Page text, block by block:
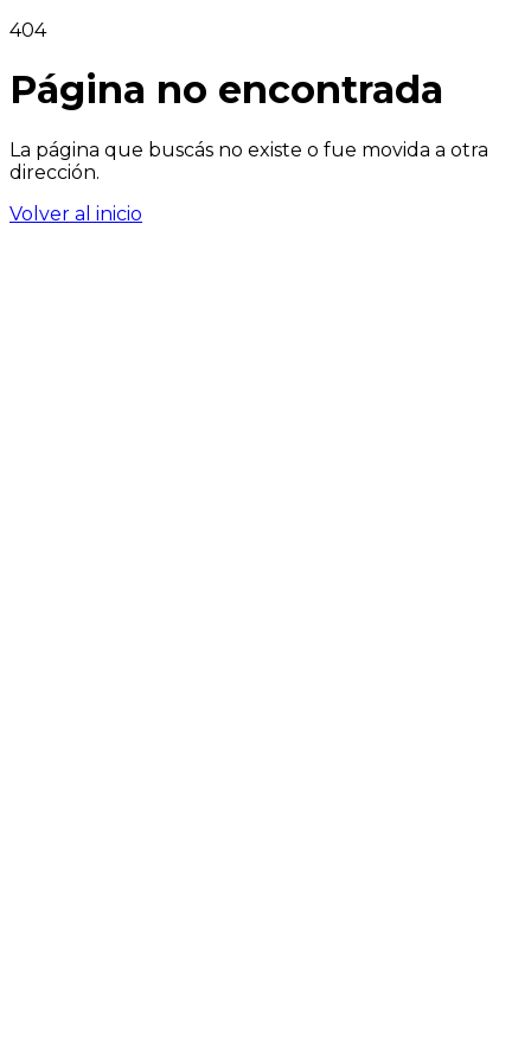
404
Página no encontrada
La página que buscás no existe o fue movida a otra
dirección.
Volver al inicio